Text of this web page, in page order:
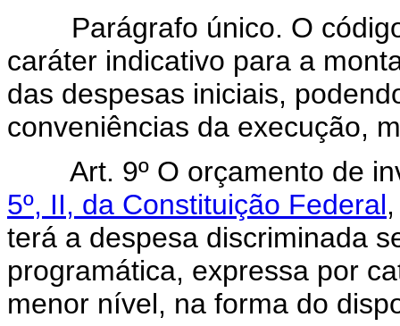
Parágrafo único. O código
caráter indicativo para a
das despesas iniciais,
conveniências da execução,
Art. 9º O orçamento de
5º, II, da Constituição Federal
terá a despesa discriminada
programática, expressa por
menor nível, na forma do